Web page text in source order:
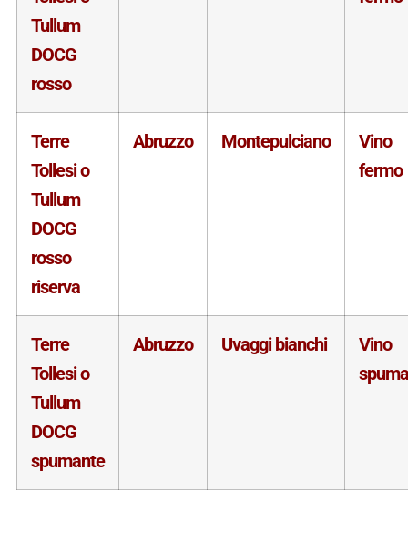
Tullum
DOCG
rosso
Terre
Tollesi o
Tullum
DOCG
rosso
riserva
Abruzzo Montepulciano
Vino
fermo
Terre
Tollesi o
Tullum
DOCG
spumante
Abruzzo Uvaggi bianchi
Vino